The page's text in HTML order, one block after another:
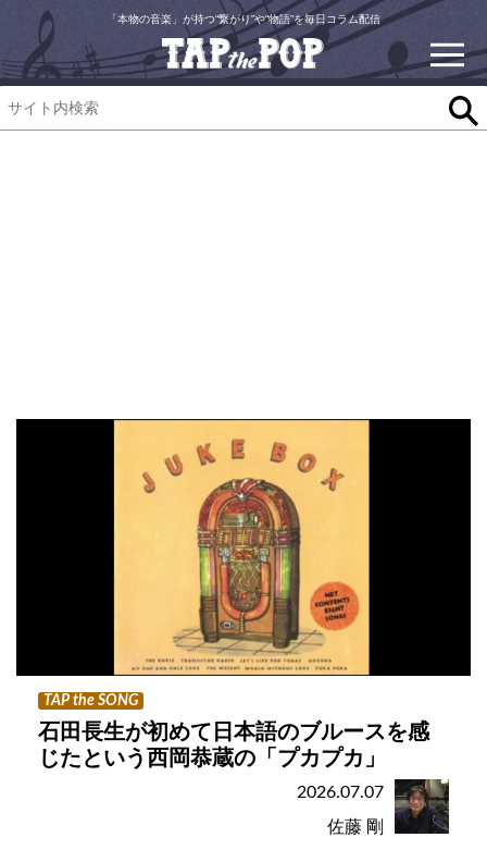
「本物の音楽」が持つ“繋がり”や“物語”を毎日コラム配信
TAP the SONG
石田長生が初めて日本語のブルースを感
じたという西岡恭蔵の「プカプカ」
2026.07.07
佐藤 剛